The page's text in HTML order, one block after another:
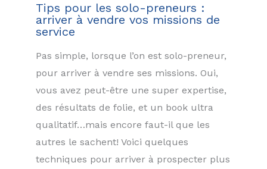
Tips pour les solo-preneurs :
arriver à vendre vos missions de
service
Pas simple, lorsque l’on est solo-preneur,
pour arriver à vendre ses missions. Oui,
vous avez peut-être une super expertise,
des résultats de folie, et un book ultra
qualitatif…mais encore faut-il que les
autres le sachent! Voici quelques
techniques pour arriver à prospecter plus